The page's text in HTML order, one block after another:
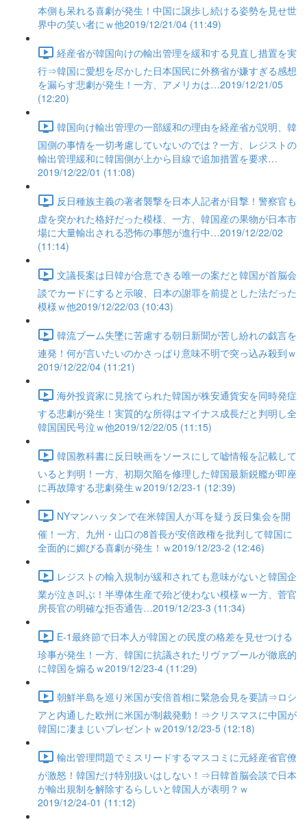
本側も呆れる喜劇が発生！中国に譲歩し続ける姿勢を見せ世
界中の笑い者にｗ他2019/12/21/04 (11:49)
経産省が韓国向けの輸出管理を緩和する見直し措置を実
行⇒韓国に愛想を尽かした日本国民に外務省が嫌すぎる感想
を漏らす悲劇が発生！一方、アメリカは…2019/12/21/05
(12:20)
韓国向け輸出管理の一部緩和の理由を経産省が説明、韓
国側の事情を一切考慮していないのでは？一方、レジストの
輸出管理緩和に韓国側が上から目線で追加措置を要求…
2019/12/22/01 (11:08)
反日種族主義の著者襲撃を日本人記者が目撃！警察官も
虚を突かれた格好だった模様、一方、韓国産の果物が日本市
場に大量輸出される恐怖の事態が進行中…2019/12/22/02
(11:14)
文議長案は日韓が合意できる唯一の案だと韓国が首脳会
談でカードにすると示唆、日本の謝罪を前提とした法だった
模様ｗ他2019/12/22/03 (10:43)
韓流ブーム失墜に苦慮する朝日新聞が苦し紛れの戯言を
連発！何が言いたいのかさっぱり意味不明で突っ込み殺到ｗ
2019/12/22/04 (11:21)
海外投資家に見捨てられた韓国が株安通貨安を同時発症
する悲劇が発生！実質的な所得はマイナス成長だと判明し全
韓国国民号泣ｗ他2019/12/22/05 (11:15)
韓国教科書に反日映画をソースにして嘘情報を記載して
いると判明！一方、初期欠陥を修理した韓国最新鋭艦が即座
に再故障する悲劇発生ｗ2019/12/23-1 (12:39)
NYマンハッタンで在米韓国人が耳を疑う反日集会を開
催！一方、九州・山口の8首長が安倍政権を批判して韓国に
全面的に媚びる喜劇が発生！ｗ2019/12/23-2 (12:46)
レジストの輸入規制が緩和されても意味がないと韓国企
業が泣き叫ぶ！半導体生産で殆ど使わない模様ｗ一方、菅官
房長官の明確な拒否通告…2019/12/23-3 (11:34)
E-1最終節で日本人が韓国との民度の格差を見せつける
珍事が発生！一方、韓国に抗議されたリヴァプールが徹底的
に韓国を煽るｗ2019/12/23-4 (11:29)
朝鮮半島を巡り米国が安倍首相に緊急会見を要請⇒ロシ
アと内通した欧州に米国が制裁発動！⇒クリスマスに中国が
韓国に凄まじいプレゼントｗ2019/12/23-5 (12:18)
輸出管理問題でミスリードするマスコミに元経産省官僚
が激怒！韓国だけ特別扱いはしない！⇒日韓首脳会談で日本
が輸出規制を解除するらしいと韓国人が表明？ｗ
2019/12/24-01 (11:12)